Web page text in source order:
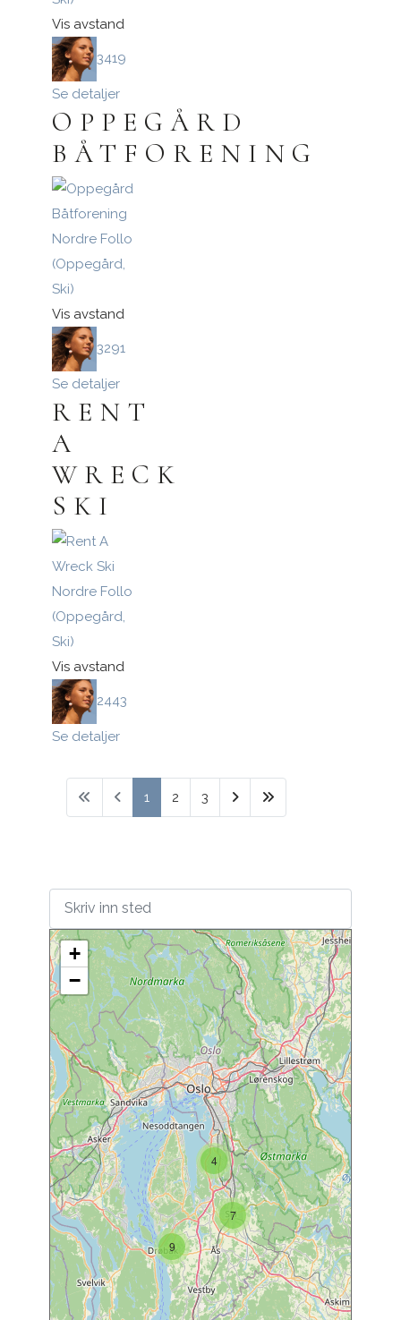
Vis avstand
3419
Se detaljer
OPPEGÅRD
BÅTFORENING
Nordre Follo
(Oppegård,
Ski)
Vis avstand
3291
Se detaljer
RENT
A
WRECK
SKI
Nordre Follo
(Oppegård,
Ski)
Vis avstand
2443
Se detaljer
1 2 3
7
4
9
+
−